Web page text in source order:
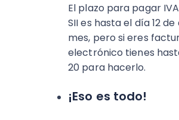
El plazo para pagar
SII es hasta el día 12
mes, pero si eres
electrónico tienes
20 para hacerlo.
¡Eso es todo!